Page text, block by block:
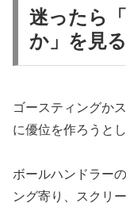
迷ったら
か」を見る
ゴースティングか
に優位を作ろうと
ボールハンドラー
ング寄り、スクリ